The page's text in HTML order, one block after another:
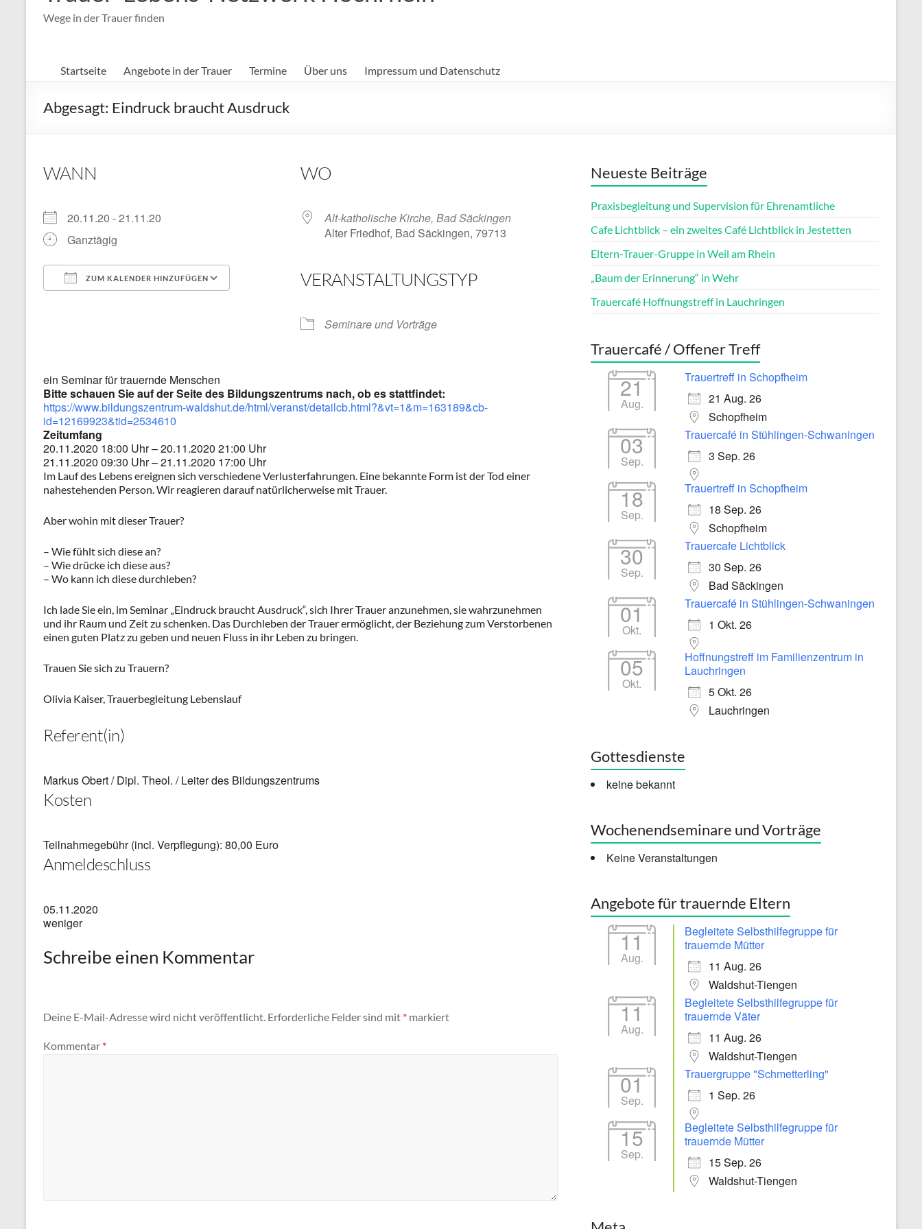
Wege in der Trauer finden
Startseite Angebote in der Trauer Termine Über uns Impressum und Datenschutz
Abgesagt: Eindruck braucht Ausdruck
WANN
20.11.20 - 21.11.20
Ganztägig
ZUM KALENDER HINZUFÜGEN
Office 365
WO
Alt-katholische Kirche, Bad Säckingen
Alter Friedhof, Bad Säckingen, 79713
VERANSTALTUNGSTYP
Seminare und Vorträge
ein Seminar für trauernde Menschen
Bitte schauen Sie auf der Seite des Bildungszentrums nach, ob es stattfindet:
https://www.bildungszentrum-waldshut.de/html/veranst/detailcb.html?&vt=1&m=163189&cb-
id=12169923&tid=2534610
Zeitumfang
20.11.2020 18:00 Uhr – 20.11.2020 21:00 Uhr
21.11.2020 09:30 Uhr – 21.11.2020 17:00 Uhr
Im Lauf des Lebens ereignen sich verschiedene Verlusterfahrungen. Eine bekannte Form ist der Tod einer
nahestehenden Person. Wir reagieren darauf natürlicherweise mit Trauer.
Aber wohin mit dieser Trauer?
– Wie fühlt sich diese an?
– Wie drücke ich diese aus?
– Wo kann ich diese durchleben?
Ich lade Sie ein, im Seminar „Eindruck braucht Ausdruck“, sich Ihrer Trauer anzunehmen, sie wahrzunehmen
und ihr Raum und Zeit zu schenken. Das Durchleben der Trauer ermöglicht, der Beziehung zum Verstorbenen
einen guten Platz zu geben und neuen Fluss in ihr Leben zu bringen.
Trauen Sie sich zu Trauern?
Olivia Kaiser, Trauerbegleitung Lebenslauf
Referent(in)
Markus Obert / Dipl. Theol. / Leiter des Bildungszentrums
Kosten
Teilnahmegebühr (incl. Verpflegung): 80,00 Euro
Anmeldeschluss
05.11.2020
weniger
Schreibe einen Kommentar
Deine E-Mail-Adresse wird nicht veröffentlicht. Erforderliche Felder sind mit * markiert
Kommentar *
Neueste Beiträge
Praxisbegleitung und Supervision für Ehrenamtliche
Cafe Lichtblick – ein zweites Café Lichtblick in Jestetten
Eltern-Trauer-Gruppe in Weil am Rhein
„Baum der Erinnerung“ in Wehr
Trauercafé Hoffnungstreff in Lauchringen
Trauercafé / Offener Treff
21
Aug.
Trauertreff in Schopfheim
21 Aug. 26
Schopfheim
03
Sep.
Trauercafé in Stühlingen-Schwaningen
3 Sep. 26
18
Sep.
Trauertreff in Schopfheim
18 Sep. 26
Schopfheim
30
Sep.
Trauercafe Lichtblick
30 Sep. 26
Bad Säckingen
01
Okt.
Trauercafé in Stühlingen-Schwaningen
1 Okt. 26
05
Okt.
Hoffnungstreff im Familienzentrum in
Lauchringen
5 Okt. 26
Lauchringen
Gottesdienste
keine bekannt
Wochenendseminare und Vorträge
Keine Veranstaltungen
Angebote für trauernde Eltern
11
Aug.
Begleitete Selbsthilfegruppe für
trauernde Mütter
11 Aug. 26
Waldshut-Tiengen
11
Aug.
Begleitete Selbsthilfegruppe für
trauernde Väter
11 Aug. 26
Waldshut-Tiengen
01
Sep.
Trauergruppe "Schmetterling"
1 Sep. 26
15
Sep.
Begleitete Selbsthilfegruppe für
trauernde Mütter
15 Sep. 26
Waldshut-Tiengen